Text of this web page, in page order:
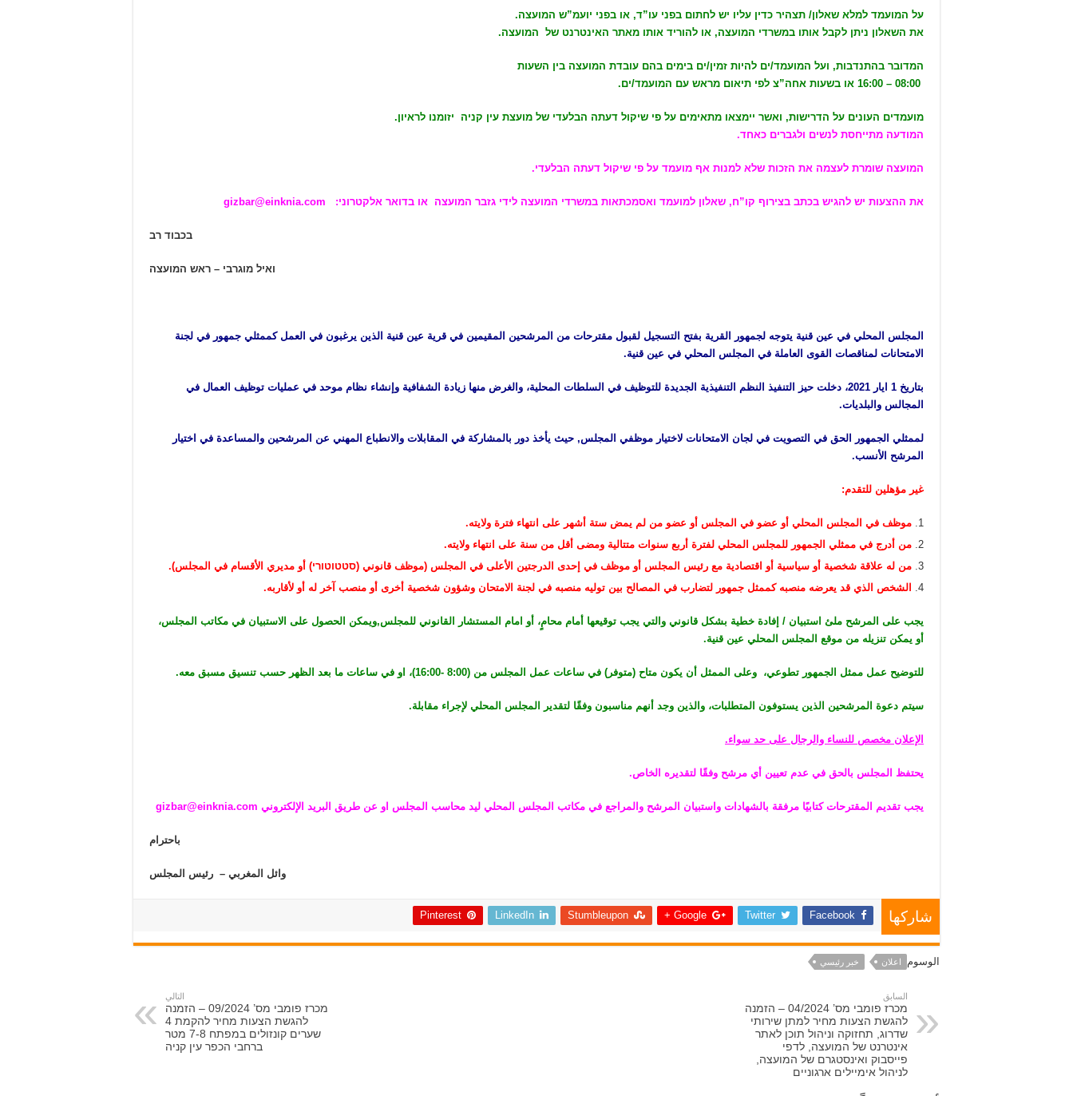
על המועמד למלא שאלון/ תצהיר כדין עליו יש לחתום בפני עו”ד, או בפני יועמ”ש המועצה.
את השאלון ניתן לקבל אותו במשרדי המועצה, או להוריד אותו מאתר האינטרנט של המועצה.
המדובר בהתנדבות, ועל המועמד/ים להיות זמין/ים בימים בהם עובדת המועצה בין השעות
מועמדים העונים על הדרישות, ואשר יימצאו מתאימים על פי שיקול דעתה הבלעדי של מועצת עין קניה יזומנו לראיון.
המודעה מתייחסת לנשים ולגברים כאחד.
המועצה שומרת לעצמה את הזכות שלא למנות אף מועמד על פי שיקול דעתה הבלעדי.
את ההצעות יש להגיש בכתב בצירוף קו”ח, שאלון למועמד ואסמכתאות במשרדי המועצה לידי גזבר המועצה או בדואר אלקטרוני: gizbar@einknia.com
בכבוד רב
ואיל מוגרבי – ראש המועצה
المجلس المحلي في عين قنية يتوجه لجمهور القرية بفتح التسجيل لقبول مقترحات من المرشحين المقيمين في قرية عين قنية الذين يرغبون في العمل كممثلي جمهور في لجنة
الامتحانات لمناقصات القوى العاملة في المجلس المحلي في عين قنية.
بتاريخ 1 ايار 2021، دخلت حيز التنفيذ النظم التنفيذية الجديدة للتوظيف في السلطات المحلية، والغرض منها زيادة الشفافية وإنشاء نظام موحد في عمليات توظيف العمال في
المجالس والبلديات.
لممثلي الجمهور الحق في التصويت في لجان الامتحانات لاختيار موظفي المجلس, حيث يأخذ دور بالمشاركة في المقابلات والانطباع المهني عن المرشحين والمساعدة في اختيار
المرشح الأنسب.
غير مؤهلين للتقدم:
موظف في المجلس المحلي أو عضو في المجلس أو عضو من لم يمض ستة أشهر على انتهاء فترة ولايته.
من أدرج في ممثلي الجمهور للمجلس المحلي لفترة أربع سنوات متتالية ومضى أقل من سنة على انتهاء ولايته.
من له علاقة شخصية أو سياسية أو اقتصادية مع رئيس المجلس أو موظف في إحدى الدرجتين الأعلى في المجلس (موظف قانوني (סטטוטורי) أو مديري الأقسام في المجلس).
الشخص الذي قد يعرضه منصبه كممثل جمهور لتضارب في المصالح بين توليه منصبه في لجنة الامتحان وشؤون شخصية أخرى أو منصب آخر له أو لأقاربه.
يجب على المرشح ملئ استبيان / إفادة خطية بشكل قانوني والتي يجب توقيعها أمام محامٍ، أو امام المستشار القانوني للمجلس,ويمكن الحصول على الاستبيان في مكاتب المجلس،
أو يمكن تنزيله من موقع المجلس المحلي عين قنية.
للتوضيح عمل ممثل الجمهور تطوعي، وعلى الممثل أن يكون متاح (متوفر) في ساعات عمل المجلس من (8:00 -16:00)، او في ساعات ما بعد الظهر حسب تنسيق مسبق معه.
سيتم دعوة المرشحين الذين يستوفون المتطلبات، والذين وجد أنهم مناسبون وفقًا لتقدير المجلس المحلي لإجراء مقابلة.
الإعلان مخصص للنساء والرجال على حد سواء.
يحتفظ المجلس بالحق في عدم تعيين أي مرشح وفقًا لتقديره الخاص.
يجب تقديم المقترحات كتابيًا مرفقة بالشهادات واستبيان المرشح والمراجع في مكاتب المجلس المحلي ليد محاسب المجلس او عن طريق البريد الإلكتروني gizbar@einknia.com
باحترام
وائل المغربي – رئيس المجلس
شاركها Facebook
Twitter
Google +
Stumbleupon
LinkedIn
Pinterest
الوسوم اعلان خبر رئيسي
السابق
מכרז פומבי מס’ 04/2024 – הזמנה
להגשת הצעות מחיר למתן שירותי
שדרוג, תחזוקה וניהול תוכן לאתר
אינטרנט של המועצה, לדפי
פייסבוק ואינסטגרם של המועצה,
לניהול אימיילים ארגוניים
التالي
מכרז פומבי מס’ 09/2024 – הזמנה
להגשת הצעות מחיר להקמת 4
שערים קונזולים במפתח 7-8 מטר
ברחבי הכפר עין קניה